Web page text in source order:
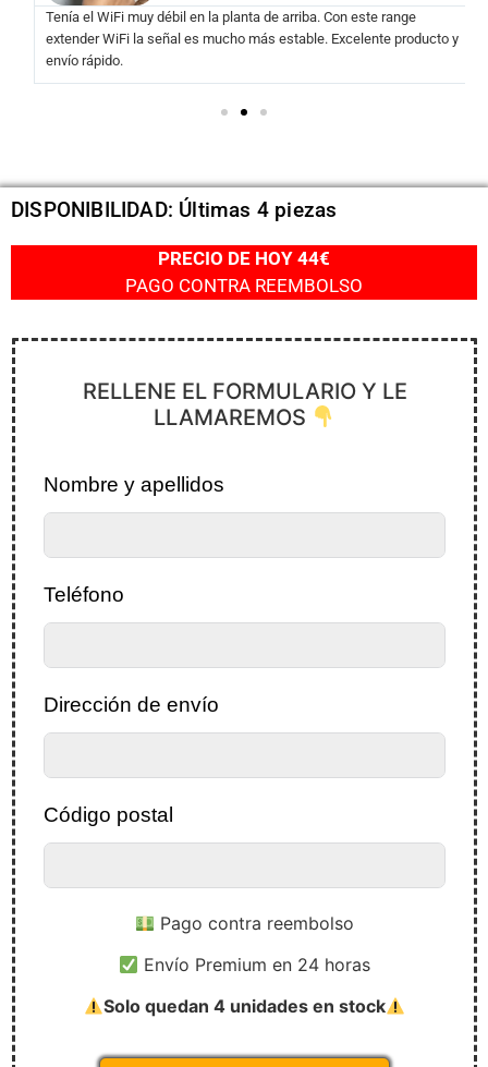
Tenía el WiFi muy débil en la planta de arriba. Con este range
extender WiFi la señal es mucho más estable. Excelente producto y
envío rápido.
DISPONIBILIDAD: Últimas 4 piezas
PRECIO DE HOY 44€
PAGO CONTRA REEMBOLSO
RELLENE EL FORMULARIO Y LE
LLAMAREMOS
Nombre y apellidos
Teléfono
Dirección de envío
Código postal
Pago contra reembolso
Envío Premium en 24 horas
Solo quedan 4 unidades en stock